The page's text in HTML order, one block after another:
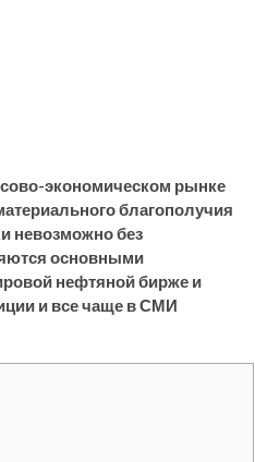
экономическом рынке
благополучия
невозможно без
основными
нефтяной бирже и
и все чаще в СМИ